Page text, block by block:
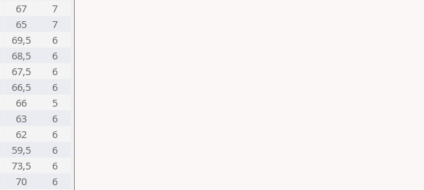
67
7
65
7
69,5
6
68,5
6
67,5
6
66,5
6
66
5
63
6
62
6
59,5
6
73,5
6
70
6